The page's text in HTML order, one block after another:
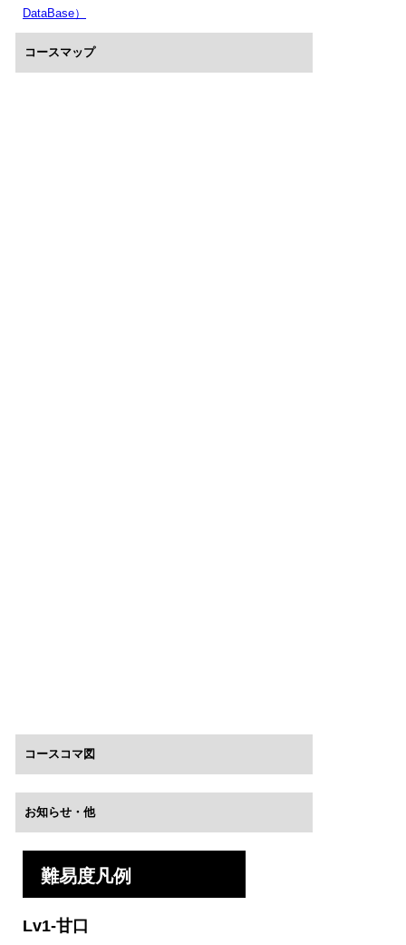
DataBase）
コースマップ
コースコマ図
お知らせ・他
難易度凡例
Lv1-甘口